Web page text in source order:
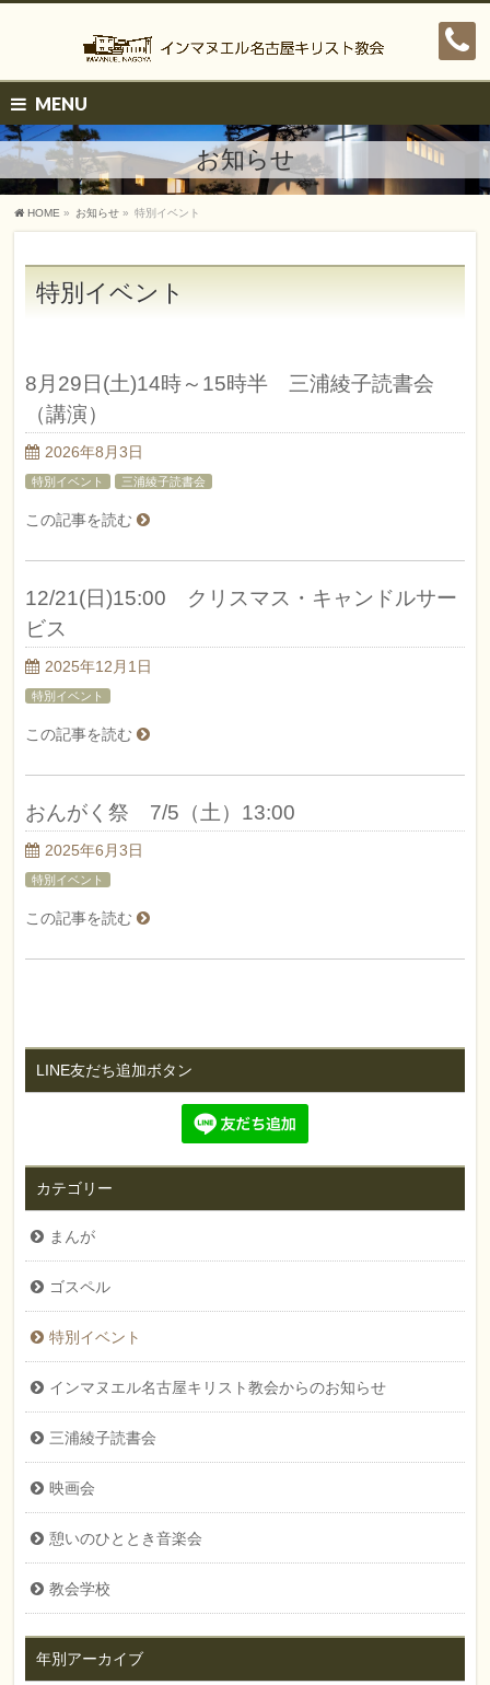
MENU
お知らせ
HOME » お知らせ » 特別イベント
特別イベント
8月29日(土)14時～15時半 三浦綾子読書会
（講演）
2026年8月3日
特別イベント 三浦綾子読書会
この記事を読む
12/21(日)15:00 クリスマス・キャンドルサー
ビス
2025年12月1日
特別イベント
この記事を読む
おんがく祭 7/5（土）13:00
2025年6月3日
特別イベント
この記事を読む
LINE友だち追加ボタン
カテゴリー
まんが
ゴスペル
特別イベント
インマヌエル名古屋キリスト教会からのお知らせ
三浦綾子読書会
映画会
憩いのひととき音楽会
教会学校
年別アーカイブ